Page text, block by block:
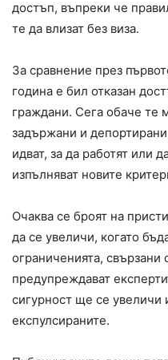
достъп, въпреки че
те да влизат без виза.
За сравнение през
година е бил отказан
граждани. Сега обаче те
задържани и
идват, за да работят или
изпълняват новите
Очаква се броят на
да се увеличи, когато
ограниченията, свързани
предупреждават
сигурност ще се увеличи
експулсираните.